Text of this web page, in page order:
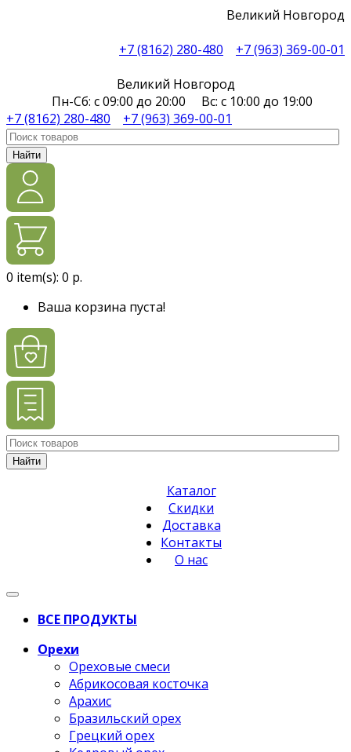
Великий Новгород
+7 (8162) 280-480
+7 (963) 369-00-01
Великий Новгород
Пн-Сб: с 09:00 до 20:00 Вс: с 10:00 до 19:00
+7 (8162) 280-480
+7 (963) 369-00-01
Найти
0 item(s): 0 р.
Ваша корзина пуста!
Найти
Каталог
Скидки
Доставка
Контакты
О нас
ВСЕ ПРОДУКТЫ
Орехи
Ореховые смеси
Абрикосовая косточка
Арахис
Бразильский орех
Грецкий орех